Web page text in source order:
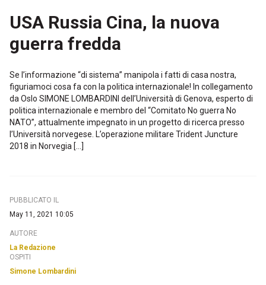
USA Russia Cina, la nuova
guerra fredda
Se l’informazione “di sistema” manipola i fatti di casa nostra,
figuriamoci cosa fa con la politica internazionale! In collegamento
da Oslo SIMONE LOMBARDINI dell’Università di Genova, esperto di
politica internazionale e membro del “Comitato No guerra No
NATO”, attualmente impegnato in un progetto di ricerca presso
l’Università norvegese. L’operazione militare Trident Juncture
2018 in Norvegia […]
PUBBLICATO IL
May 11, 2021 10:05
AUTORE
La Redazione
OSPITI
Simone Lombardini